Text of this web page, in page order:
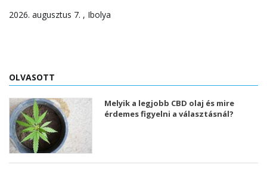
2026. augusztus 7. , Ibolya
OLVASOTT
Melyik a legjobb CBD olaj és mire
érdemes figyelni a választásnál?